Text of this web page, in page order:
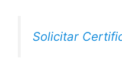
Solicitar